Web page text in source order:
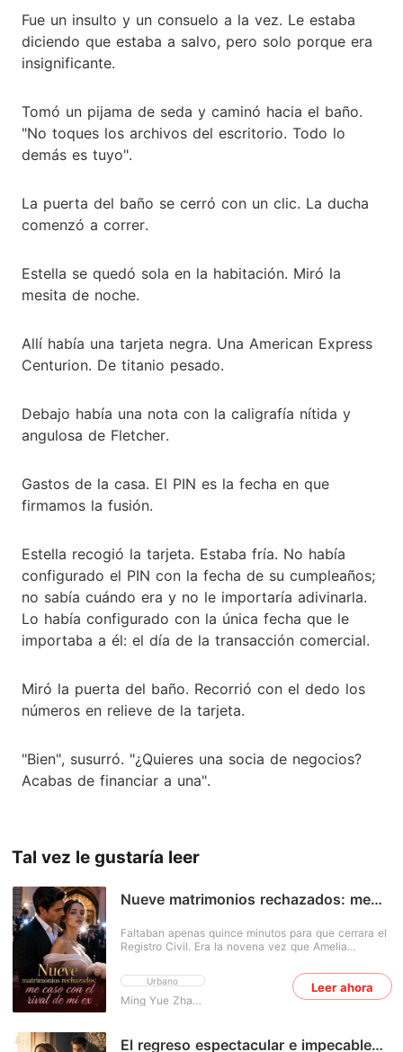
Fue un insulto y un consuelo a la vez. Le estaba
diciendo que estaba a salvo, pero solo porque era
insignificante.
Tomó un pijama de seda y caminó hacia el baño.
"No toques los archivos del escritorio. Todo lo
demás es tuyo".
La puerta del baño se cerró con un clic. La ducha
comenzó a correr.
Estella se quedó sola en la habitación. Miró la
mesita de noche.
Allí había una tarjeta negra. Una American Express
Centurion. De titanio pesado.
Debajo había una nota con la caligrafía nítida y
angulosa de Fletcher.
Gastos de la casa. El PIN es la fecha en que
firmamos la fusión.
Estella recogió la tarjeta. Estaba fría. No había
configurado el PIN con la fecha de su cumpleaños;
no sabía cuándo era y no le importaría adivinarla.
Lo había configurado con la única fecha que le
importaba a él: el día de la transacción comercial.
Miró la puerta del baño. Recorrió con el dedo los
números en relieve de la tarjeta.
"Bien", susurró. "¿Quieres una socia de negocios?
Acabas de financiar a una".
Tal vez le gustaría leer
Nueve matrimonios rechazados: me
Urbano
Ming Yue Zhang Die Sui Xin
Faltaban apenas quince minutos para que cerrara el
Registro Civil. Era la novena vez que Amelia
no era su prometido, Kayson. Era su asistente,
informando con frialdad que la boda se cancelaba
porque Kamila, la hermanastra de Amelia, se había
olvidados, aniversarios perdidos y, ahora, el día de
Leer ahora
El regreso espectacular e impecable